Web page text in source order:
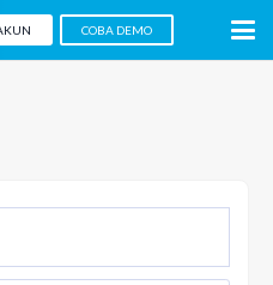
COBA DEMO